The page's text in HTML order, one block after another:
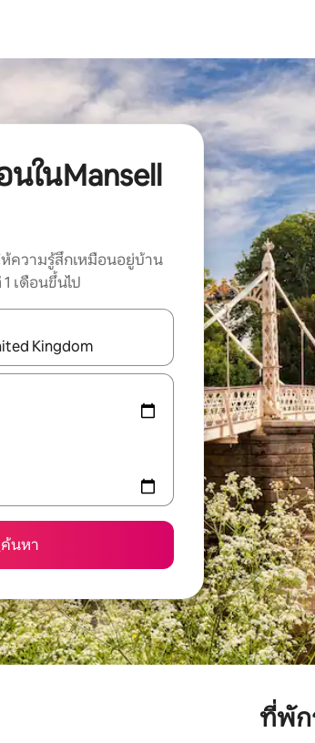
ในMansell
ความรู้สึกเหมือนอยู่บ้าน
เดือนขึ้นไป
สัมผัสหรือปัด เพื่อสำรวจผลการค้นหา
ค้นหา
ที่พัก